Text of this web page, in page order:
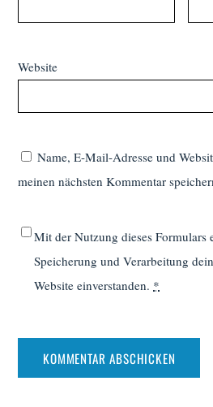
Website
Name, E-Mail-Adresse und
meinen nächsten Kommentar
Mit der Nutzung dieses Formulars
Speicherung und Verarbeitung
Website einverstanden. *